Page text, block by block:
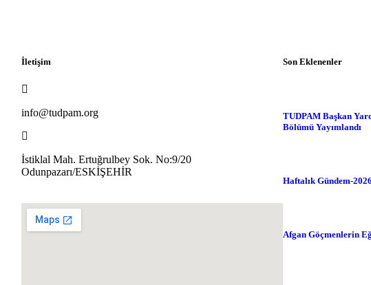
İletişim
info@tudpam.org
İstiklal Mah. Ertuğrulbey Sok. No:9/20
Odunpazarı/ESKİŞEHİR
Son Eklenenler
TUDPAM Başkan
Bölümü Yayımlandı
Haftalık Gündem-
Afgan Göçmenlerin